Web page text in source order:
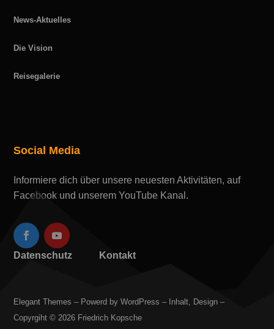
News-Aktuelles
Die Vision
Reisegalerie
Social Media
Informiere dich über unsere neuesten Aktivitäten, auf
Facebook und unserem YouTube Kanal.
Datenschutz Kontakt
Elegant Themes – Powerd by WordPress – Inhalt, Design –
Copyrgiht © 2026 Friedrich Kopsche